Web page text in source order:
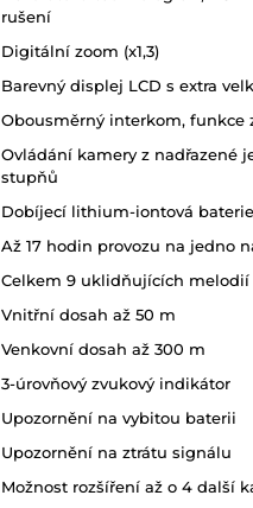
rušení
Digitální zoom (x1,3)
Barevný displej LCD s extra
Obousměrný interkom, funkce
Ovládání kamery z nadřazené
stupňů
Dobíjecí lithium-iontová
Až 17 hodin provozu na jedno
Celkem 9 uklidňujících
Vnitřní dosah až 50 m
Venkovní dosah až 300 m
3-úrovňový zvukový indikátor
Upozornění na vybitou baterii
Upozornění na ztrátu signálu
Možnost rozšíření až o 4 další